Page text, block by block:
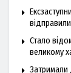
Стало
великому
Затримали